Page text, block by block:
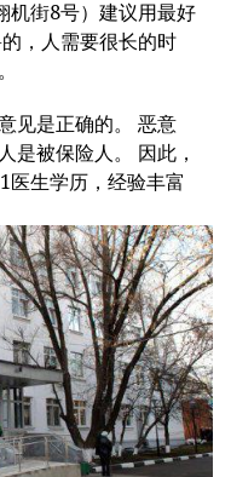
街8号）建议用最好
，人需要很长的时
见是正确的。 恶意
是被保险人。 因此，
医生学历，经验丰富